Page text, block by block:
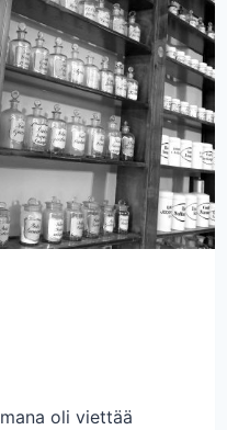
oli viettää